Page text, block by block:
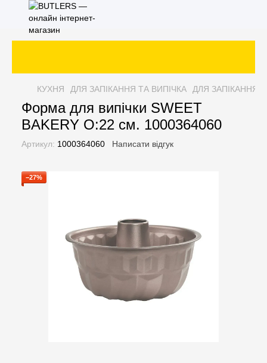
КУХНЯ ДЛЯ ЗАПІКАННЯ ТА ВИПІЧКА ДЛЯ ЗАПІКАННЯ
Форма для випічки SWEET
BAKERY O:22 см. 1000364060
Артикул: 1000364060 Написати відгук
−27%